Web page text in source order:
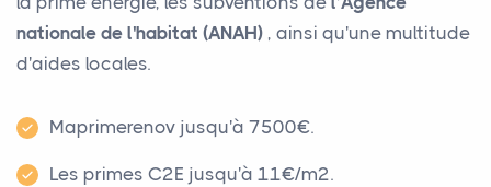
nationale de l'habitat (ANAH) , ainsi qu'une multitude
d'aides locales.
Maprimerenov jusqu'à 7500€.
Les primes C2E jusqu'à 11€/m².